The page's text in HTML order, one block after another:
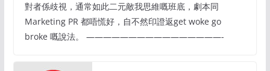
對者係歧視，通常如此二元敵我思維嘅班底，劇本同
Marketing PR 都唔慌好，自不然印證返get woke go
broke 嘅說法。 ————————————————-